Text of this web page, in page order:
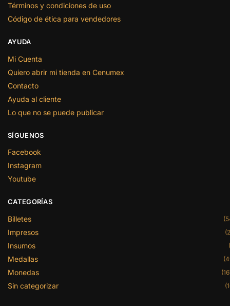
Términos y condiciones de uso
Código de ética para vendedores
AYUDA
Mi Cuenta
Quiero abrir mi tienda en Cenumex
Contacto
Ayuda al cliente
Lo que no se puede publicar
SÍGUENOS
Facebook
Instagram
Youtube
CATEGORÍAS
Billetes
Impresos
Insumos
Medallas
Monedas
Sin categorizar